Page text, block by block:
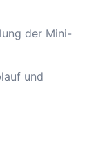
der Mini-
und